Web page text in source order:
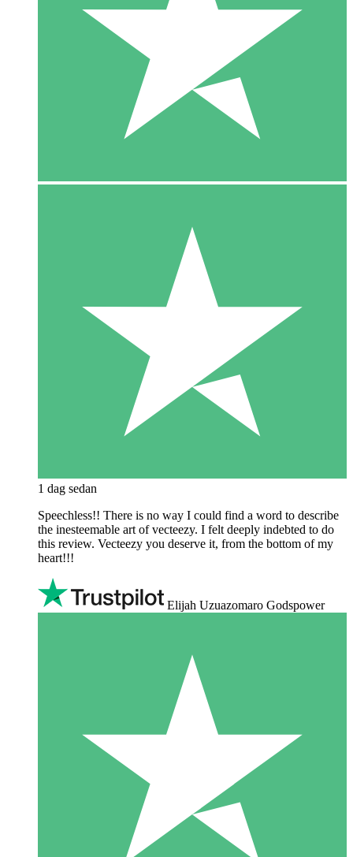
1 dag sedan
Speechless!! There is no way I could find a word to describe
the inesteemable art of vecteezy. I felt deeply indebted to do
this review. Vecteezy you deserve it, from the bottom of my
heart!!!
Elijah Uzuazomaro Godspower